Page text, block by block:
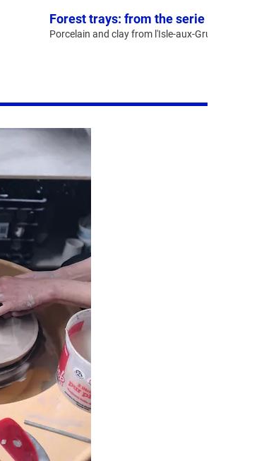
Forest trays: from the serie
Porcelain and clay from l'Isle-aux-Grues